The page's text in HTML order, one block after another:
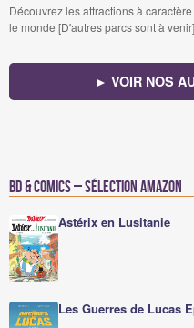
Découvrez les attractions à
le monde [D'autres parcs sont à
► VOIR NOS
BD & Comics – Sélection Amazon
Astérix en Lusitanie
Les Guerres de Lucas